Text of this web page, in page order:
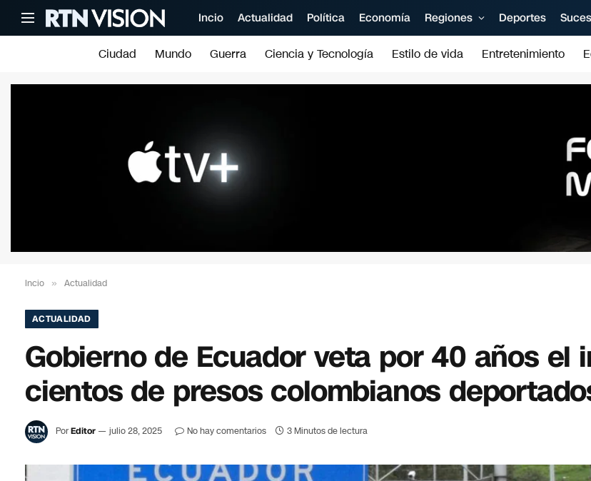
Incio Actualidad Política Economía Regiones Deportes
Ciudad Mundo Guerra Ciencia y Tecnología Estilo de vida Entretenimiento
Incio » Actualidad
ACTUALIDAD
Gobierno de Ecuador veta por 40 años el
cientos de presos colombianos
PorEditor julio 28, 2025 No hay comentarios 3 Minutos de lectura